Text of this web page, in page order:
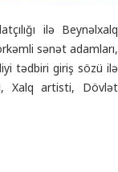
ilə Beynəlxalq
sənət adamları,
tədbiri giriş sözü ilə
Xalq artisti, Dövlət